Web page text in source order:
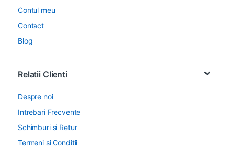
Contul meu
Contact
Blog
Relatii Clienti
Despre noi
Intrebari Frecvente
Schimburi si Retur
Termeni si Conditii